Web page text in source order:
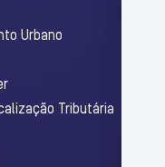
Urbano
Tributária